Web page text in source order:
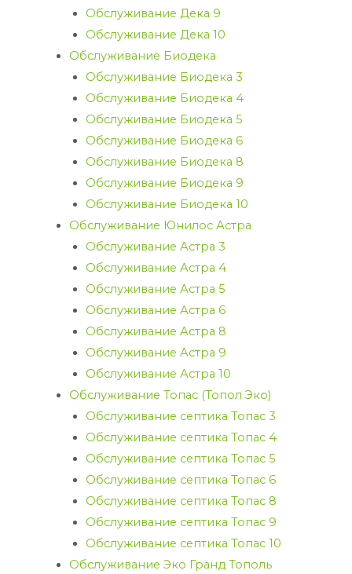
Обслуживание Дека 9
Обслуживание Дека 10
Обслуживание Биодека
Обслуживание Биодека 3
Обслуживание Биодека 4
Обслуживание Биодека 5
Обслуживание Биодека 6
Обслуживание Биодека 8
Обслуживание Биодека 9
Обслуживание Биодека 10
Обслуживание Юнилос Астра
Обслуживание Астра 3
Обслуживание Астра 4
Обслуживание Астра 5
Обслуживание Астра 6
Обслуживание Астра 8
Обслуживание Астра 9
Обслуживание Астра 10
Обслуживание Топас (Топол Эко)
Обслуживание септика Топас 3
Обслуживание септика Топас 4
Обслуживание септика Топас 5
Обслуживание септика Топас 6
Обслуживание септика Топас 8
Обслуживание септика Топас 9
Обслуживание септика Топас 10
Обслуживание Эко Гранд Тополь